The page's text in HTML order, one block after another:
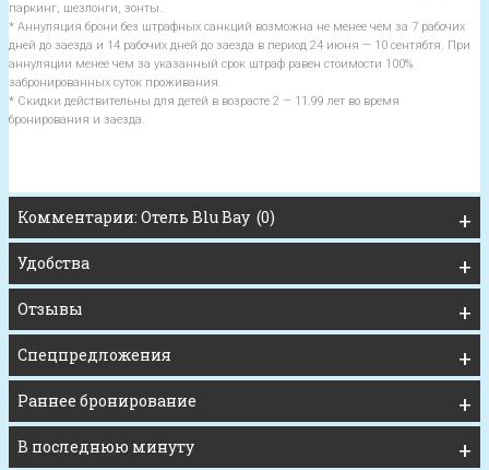
паркинг, шезлонги, зонты.
* Аннуляция брони без штрафных санкций возможна не менее чем за 7 рабочих
дней до заезда и 14 рабочих дней до заезда в период 24 июня — 10 сентябтя. При
аннуляции менее чем за указанный срок штраф равен стоимости 100%
забронированных суток проживания.
* Скидки действительны для детей в возрасте 2 — 11.99 лет во время
бронирования и заезда.
Комментарии: Oтель Blu Bay (0)
Удобства
Отзывы
Спецпредложения
Раннее бронирование
В последнюю минуту